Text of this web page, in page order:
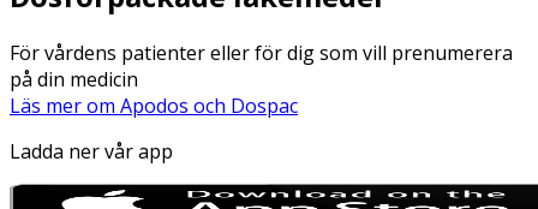
För vårdens patienter eller för dig som vill prenumerera
på din medicin
Läs mer om Apodos och Dospac
Ladda ner vår app